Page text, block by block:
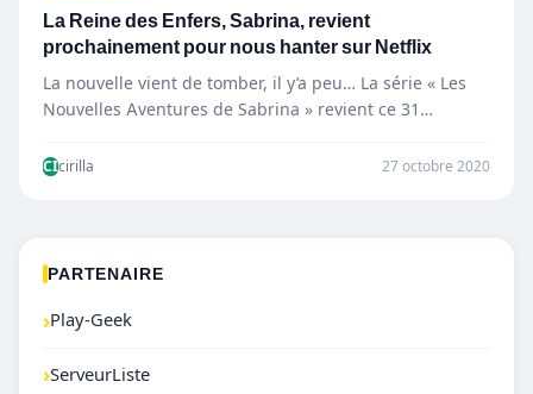
La Reine des Enfers, Sabrina, revient
prochainement pour nous hanter sur Netflix
La nouvelle vient de tomber, il y’a peu… La série « Les
Nouvelles Aventures de Sabrina » revient ce 31…
CIcirilla 27 octobre 2020
PARTENAIRE
›Play-Geek
›ServeurListe